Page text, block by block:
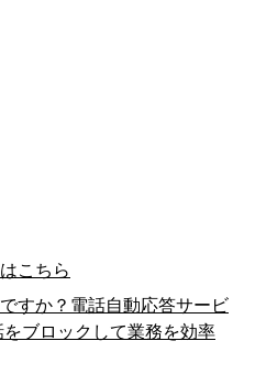
こちら
すか？電話自動応答サービ
ブロックして業務を効率